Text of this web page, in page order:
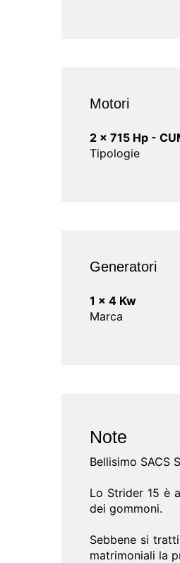
Motori
2 x 715 Hp -
Tipologie
Generatori
1 x 4 Kw
Marca
Note
Bellisimo SACS
Lo Strider 15 è
dei gommoni.
Sebbene si
matrimoniali la